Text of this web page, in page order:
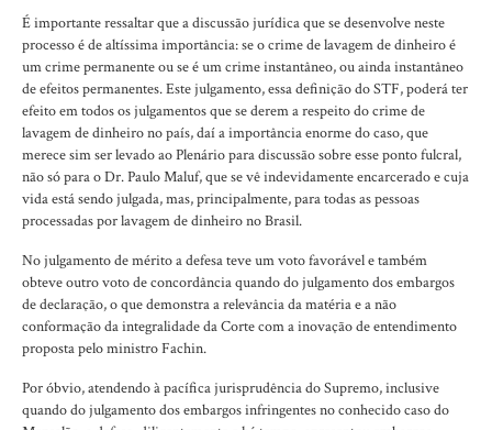
É importante ressaltar que a discussão jurídica que se desenvolve neste
processo é de altíssima importância: se o crime de lavagem de dinheiro é
um crime permanente ou se é um crime instantâneo, ou ainda instantâneo
de efeitos permanentes. Este julgamento, essa definição do STF, poderá ter
efeito em todos os julgamentos que se derem a respeito do crime de
lavagem de dinheiro no país, daí a importância enorme do caso, que
merece sim ser levado ao Plenário para discussão sobre esse ponto fulcral,
não só para o Dr. Paulo Maluf, que se vê indevidamente encarcerado e cuja
vida está sendo julgada, mas, principalmente, para todas as pessoas
processadas por lavagem de dinheiro no Brasil.
No julgamento de mérito a defesa teve um voto favorável e também
obteve outro voto de concordância quando do julgamento dos embargos
de declaração, o que demonstra a relevância da matéria e a não
conformação da integralidade da Corte com a inovação de entendimento
proposta pelo ministro Fachin.
Por óbvio, atendendo à pacífica jurisprudência do Supremo, inclusive
quando do julgamento dos embargos infringentes no conhecido caso do